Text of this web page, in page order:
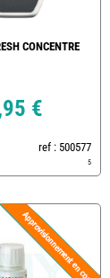
CONCENTRE
€
ref : 500577
5